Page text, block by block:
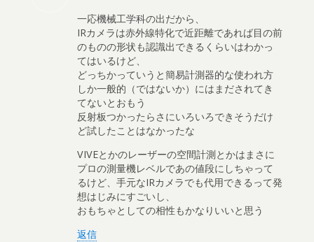
一応機械工学科の出だから、
IRカメラは赤外線特化で近距離であれば目の前
のものの形状も認識出できるくらいはわかっ
てはいるけど、
どっちかっていうと簡易計測器的な使われ方
しか一般的（ではないか）にはまだされてき
てないとおもう
反射板つかったらさにいろいろできそうだけ
ど試したことはなかったな
VIVEとかのレーザーの空間計測とかはまさに
プロの測量機レベルであの値段にしちゃって
るけど、手元なIRカメラでも代用できるって発
想はじみにすごいし、
おもちゃとしての相性もかなりいいと思う
返信